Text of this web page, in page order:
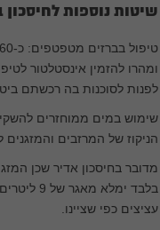
שיטות נוספות לחיסכון
ומהרו להזמין אינסטלטור
לפנות לסוכנות בה רכשתם
שימוש במים ממוחזרים
הניקוז של המרזבים והמזגנים
בלבד
עציצים כפי שציינו.